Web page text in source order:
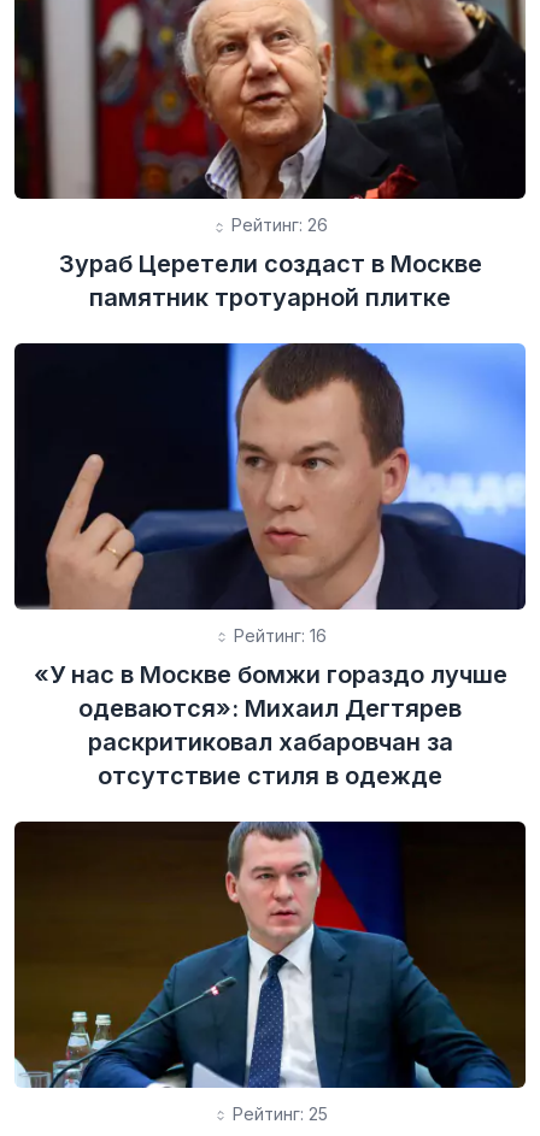
Рейтинг: 26
Зураб Церетели создаст в Москве
памятник тротуарной плитке
Рейтинг: 16
«У нас в Москве бомжи гораздо лучше
одеваются»: Михаил Дегтярев
раскритиковал хабаровчан за
отсутствие стиля в одежде
Рейтинг: 25